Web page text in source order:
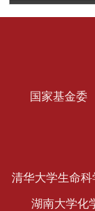
国家基金委
清华大学生命
湖南大学化